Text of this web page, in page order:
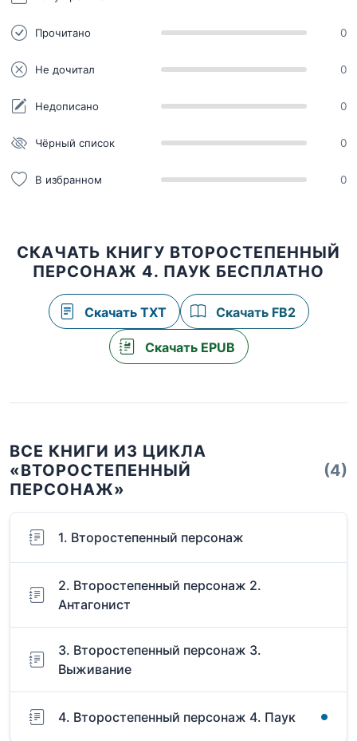
Прочитано 0
Не дочитал 0
Недописано 0
Чёрный список 0
В избранном 0
СКАЧАТЬ КНИГУ ВТОРОСТЕПЕННЫЙ
ПЕРСОНАЖ 4. ПАУК БЕСПЛАТНО
Скачать TXT Скачать FB2
Скачать EPUB
ВСЕ КНИГИ ИЗ ЦИКЛА
«ВТОРОСТЕПЕННЫЙ
ПЕРСОНАЖ»
(4)
1. Второстепенный персонаж
2. Второстепенный персонаж 2.
Антагонист
3. Второстепенный персонаж 3.
Выживание
4. Второстепенный персонаж 4. Паук